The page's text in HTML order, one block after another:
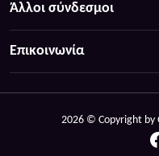
Άλλοι σύνδεσμοι
Επικοινωνία
2026 © Copyright by